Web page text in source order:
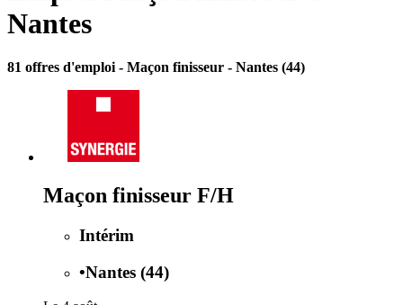
Nantes
81 offres d'emploi - Maçon finisseur - Nantes (44)
Maçon finisseur F/H
Intérim
•Nantes (44)